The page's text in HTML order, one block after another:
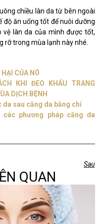
chiều làn da từ bên ngoài
độ ăn uống tốt để nuôi dưỡng
làn da của mình được tốt,
rỡ trong mùa lạnh này nhé.
CỦA NÓ
KHI ĐEO KHẨU TRANG
DỊCH BỆNH
da sau căng da bằng chỉ
phương pháp căng da
Sau
QUAN